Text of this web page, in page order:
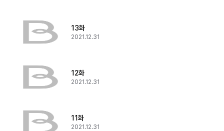
13화
2021.12.31
12화
2021.12.31
11화
2021.12.31